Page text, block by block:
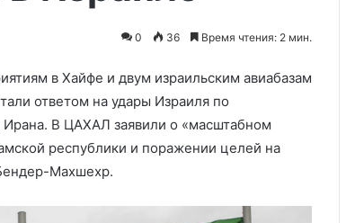
0 36 Время чтения: 2 мин.
в Хайфе и двум израильским авиабазам
ответом на удары Израиля по
В ЦАХАЛ заявили о «масштабном
республики и поражении целей на
Махшехр.